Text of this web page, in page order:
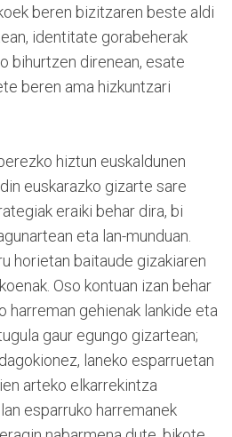
beren bizitzaren beste aldi
identitate gorabeherak
bihurtzen direnean, esate
beren ama hizkuntzari
hiztun euskaldunen
euskarazko gizarte sare
eraiki behar dira, bi
eta lan-munduan.
horietan baitaude gizakiaren
Oso kontuan izan behar
harreman gehienak lankide eta
gaur egungo gizartean;
laneko esparruetan
arteko elkarrekintza
esparruko harremanek